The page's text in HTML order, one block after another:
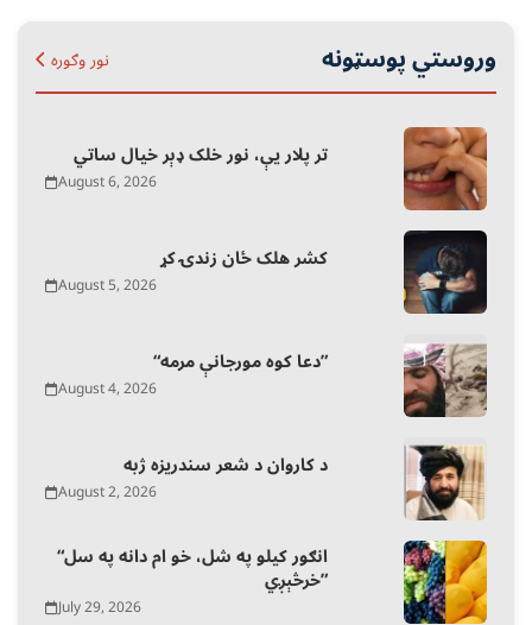
وروستي پوسټونه نور وګوره
تر پلار یې، نور خلک ډېر خیال ساتي
August 6, 2026
کشر هلک ځان زندۍ کړ
August 5, 2026
“دعا کوه مورجانې مرمه”
August 4, 2026
د کاروان د شعر سندریزه ژبه
August 2, 2026
“انګور کیلو په شل، خو ام دانه په سل
خرڅېږي”
July 29, 2026